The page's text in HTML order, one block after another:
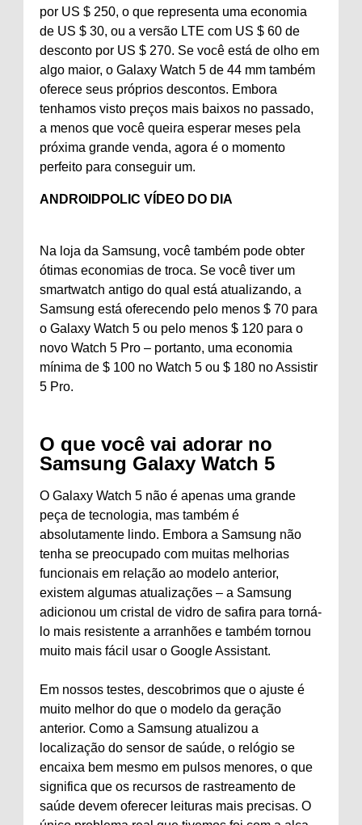
por US $ 250, o que representa uma economia
de US $ 30, ou a versão LTE com US $ 60 de
desconto por US $ 270. Se você está de olho em
algo maior, o Galaxy Watch 5 de 44 mm também
oferece seus próprios descontos. Embora
tenhamos visto preços mais baixos no passado,
a menos que você queira esperar meses pela
próxima grande venda, agora é o momento
perfeito para conseguir um.
ANDROIDPOLIC VÍDEO DO DIA
Na loja da Samsung, você também pode obter
ótimas economias de troca. Se você tiver um
smartwatch antigo do qual está atualizando, a
Samsung está oferecendo pelo menos $ 70 para
o Galaxy Watch 5 ou pelo menos $ 120 para o
novo Watch 5 Pro – portanto, uma economia
mínima de $ 100 no Watch 5 ou $ 180 no Assistir
5 Pro.
O que você vai adorar no
Samsung Galaxy Watch 5
O Galaxy Watch 5 não é apenas uma grande
peça de tecnologia, mas também é
absolutamente lindo. Embora a Samsung não
tenha se preocupado com muitas melhorias
funcionais em relação ao modelo anterior,
existem algumas atualizações – a Samsung
adicionou um cristal de vidro de safira para torná-
lo mais resistente a arranhões e também tornou
muito mais fácil usar o Google Assistant.
Em nossos testes, descobrimos que o ajuste é
muito melhor do que o modelo da geração
anterior. Como a Samsung atualizou a
localização do sensor de saúde, o relógio se
encaixa bem mesmo em pulsos menores, o que
significa que os recursos de rastreamento de
saúde devem oferecer leituras mais precisas. O